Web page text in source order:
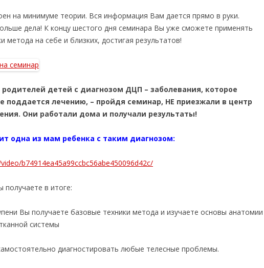
на минимуме теории. Вся информация Вам дается прямо в руки.
дела! К концу шестого дня семинара Вы уже сможете применять
метода на себе и близких, достигая результатов!
детей с диагнозом ДЦП – заболевания, которое
поддается лечению, – пройдя семинар, НЕ приезжали в центр
Они работали дома и получали результаты!
одна из мам ребенка с таким диагнозом:
b74914ea45a99ccbc56abe450096d42c/
в итоге:
Вы получаете базовые техники метода и изучаете основы анатомии
системы
диагностировать любые телесные проблемы.